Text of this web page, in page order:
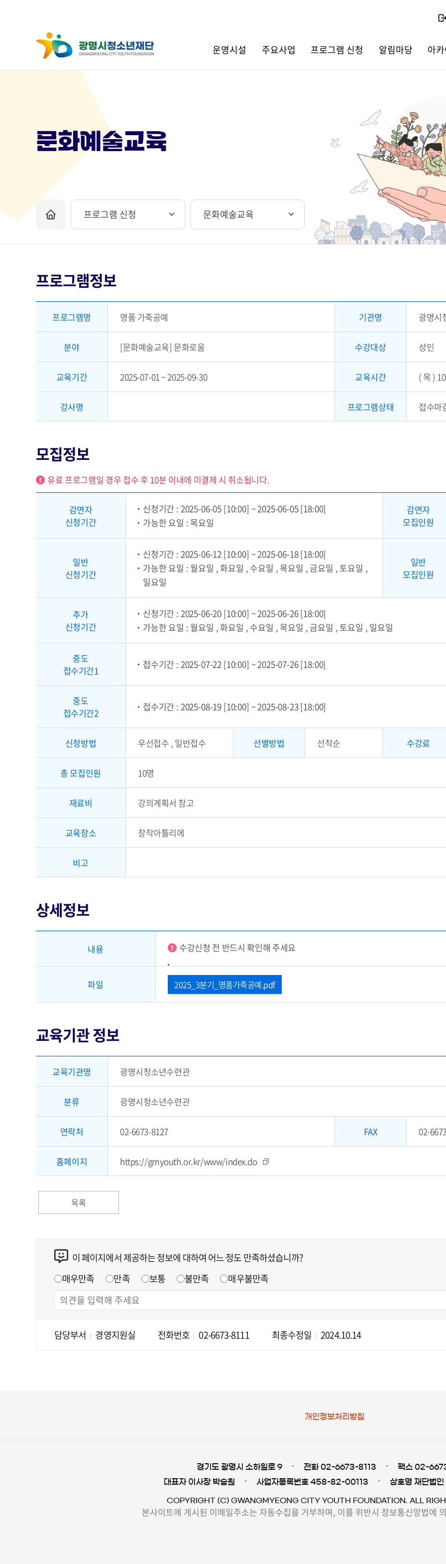
운영시설 주요사업 프로그램 신청 알림마당 아
문화예술교육
프로그램 신청 문화예술교육
프로그램정보
프로그램명 명품 가죽공예 기관명 광명시
분야 [문화예술교육] 문화로움 수강대상 성인
교육기간 2025-07-01 ~ 2025-09-30 교육시간 ( 목 )
강사명 프로그램상태 접수마
모집정보
유료 프로그램일 경우 접수 후 10분 이내에 미결제 시 취소됩니다.
감면자
신청기간
신청기간 : 2025-06-05 [10:00] ~ 2025-06-05 [18:00]
가능한 요일 : 목요일
감면자
모집인원
일반
신청기간
신청기간 : 2025-06-12 [10:00] ~ 2025-06-18 [18:00]
가능한 요일 : 월요일 , 화요일 , 수요일 , 목요일 , 금요일 , 토요일 ,
일요일
일반
모집인원
추가
신청기간
신청기간 : 2025-06-20 [10:00] ~ 2025-06-26 [18:00]
가능한 요일 : 월요일 , 화요일 , 수요일 , 목요일 , 금요일 , 토요일 , 일요일
중도
접수기간1
접수기간 : 2025-07-22 [10:00] ~ 2025-07-26 [18:00]
중도
접수기간2
접수기간 : 2025-08-19 [10:00] ~ 2025-08-23 [18:00]
신청방법 우선접수 , 일반접수 선별방법 선착순 수강료
총 모집인원 10명
재료비 강의계획서 참고
교육장소 창작아틀리에
비고
상세정보
내용 수강신청 전 반드시 확인해 주세요
파일 2025_3분기_명품가죽공예.pdf
교육기관 정보
교육기관명 광명시청소년수련관
분류 광명시청소년수련관
연락처 02-6673-8127 FAX 02-
홈페이지 https://gmyouth.or.kr/www/index.do
목록
이 페이지에서 제공하는 정보에 대하여 어느 정도 만족하셨습니까?
매우만족
만족 보통 불만족 매우불만족
담당부서 경영지원실 전화번호 02-6673-8111 최종수정일 2024.10.14
개인정보처리방침
경기도 광명시 소하일로 9 전화 02-6673-8113
팩스 02-
대표자 이사장 박승원
사업자등록번호 458-82-00113 상호명 재단법
COPYRIGHT (C) GWANGMYEONG CITY YOUTH FOUNDATION. ALL
본사이트에 게시된 이메일주소는 자동수집을 거부하며, 이를 위반시 정보통신망법에